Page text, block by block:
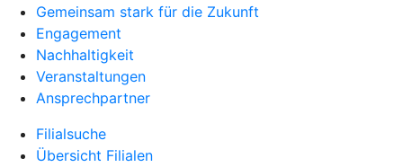
Gemeinsam stark für die Zukunft
Engagement
Nachhaltigkeit
Veranstaltungen
Ansprechpartner
Filialsuche
Übersicht Filialen